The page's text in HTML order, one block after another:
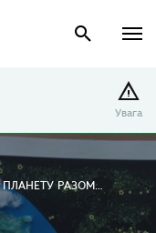
Увага
РАЗОМ…